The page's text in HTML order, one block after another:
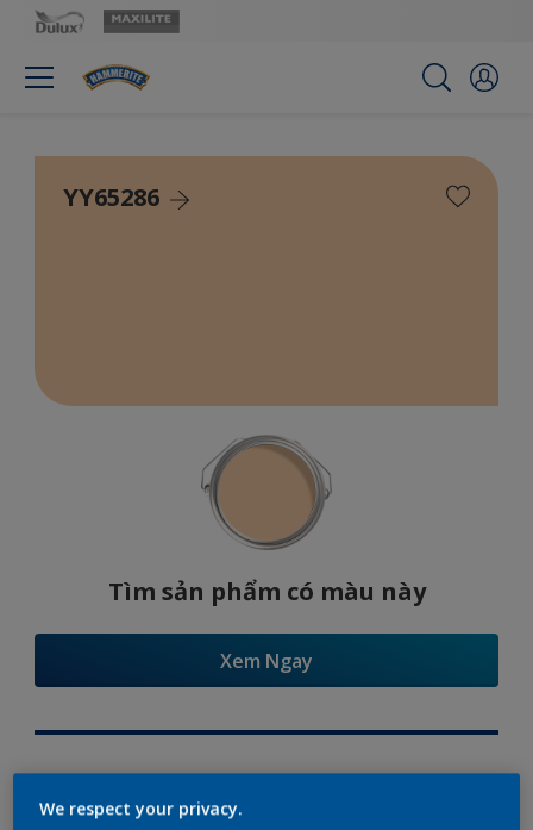
YY65286
Tìm sản phẩm có màu này
Xem Ngay
Try Our Visualizer App
We respect your privacy.